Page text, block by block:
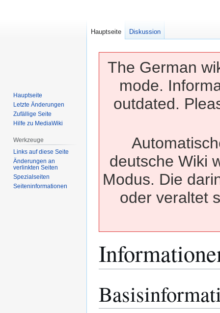
The German
mode.
outdated.
deutsche Wiki
Modus. Die
oder veraltet
Navigation
Suche
Hauptseite Diskussion
Hauptseite
Letzte Änderungen
Zufällige Seite
Hilfe zu MediaWiki
Werkzeuge
Links auf diese Seite
Änderungen an
verlinkten Seiten
Spezialseiten
Seiten­­informationen